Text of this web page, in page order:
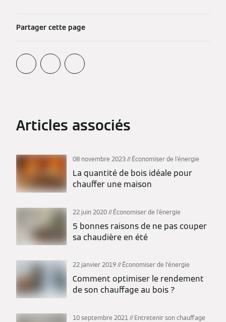
Partager cette page
Articles associés
08 novembre 2023 Économiser de l'énergie
La quantité de bois idéale pour
chauffer une maison
22 juin 2020 Économiser de l'énergie
5 bonnes raisons de ne pas couper
sa chaudière en été
22 janvier 2019 Économiser de l'énergie
Comment optimiser le rendement
de son chauffage au bois ?
10 septembre 2021 Entretenir son chauffage